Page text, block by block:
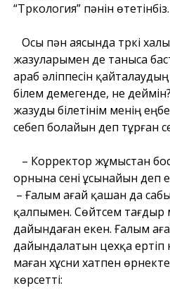
“Түркология” пәнін өтетінбіз.
Осы пән аясында түркі
жазуларымен де таныса
араб әліппесін қайталаудың
білем демегенде, не
жазуды білетінім менің
себеп болайын деп тұрған
– Корректор жұмыстан
орнына сені ұсынайын деп
– Ғалым ағай қашан да
қалпымен. Сөйтсем тағдыр
дайындаған екен. Ғалым
дайындалатын цехқа ертіп
маған хұсни хатпен
көрсетті: